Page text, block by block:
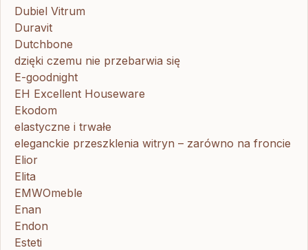
Dubiel Vitrum
Duravit
Dutchbone
dzięki czemu nie przebarwia się
E-goodnight
EH Excellent Houseware
Ekodom
elastyczne i trwałe
eleganckie przeszklenia witryn – zarówno na froncie
Elior
Elita
EMWOmeble
Enan
Endon
Esteti